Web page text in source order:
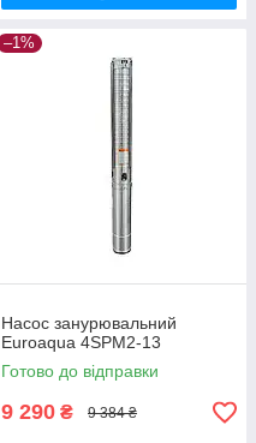
–1%
Насос занурювальний
Euroaqua 4SPM2-13
Готово до відправки
9 290 ₴ 9 384 ₴